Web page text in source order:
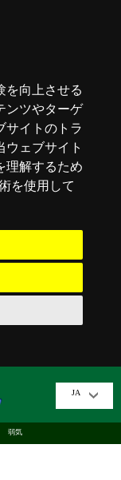
を向上させる
ンツやターゲ
サイトのトラ
ェブサイト
理解するため
を使用して
JA
弱気